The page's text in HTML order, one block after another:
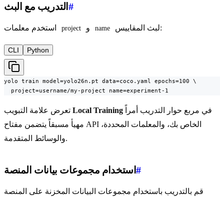
التدريب مع البث #
project name لبث المقاييس:
CLI Python
yolo train model=yolo26n.pt data=coco.yaml epochs=100 \
  project=username/my-project name=experiment-1
Local Training
مهيأ مسبقاً يتضمن مفتاح API الخاص بك، والمعلمات المحددة،
والوسائط المتقدمة.
استخدام مجموعات بيانات المنصة#
قم بالتدريب باستخدام مجموعات البيانات المخزنة على المنصة